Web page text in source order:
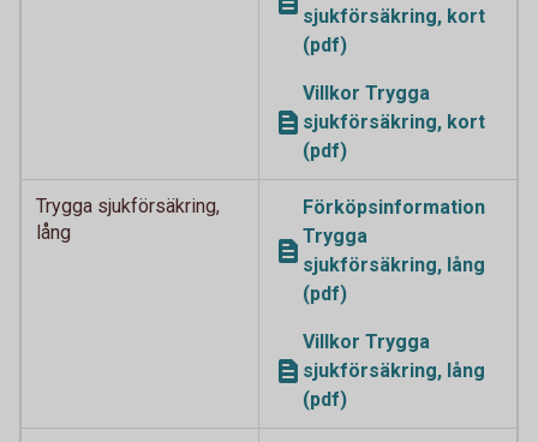
sjukförsäkring, kort
(pdf)
Villkor Trygga
sjukförsäkring, kort
(pdf)
Trygga sjukförsäkring,
lång
Förköpsinformation
Trygga
sjukförsäkring, lång
(pdf)
Villkor Trygga
sjukförsäkring, lång
(pdf)